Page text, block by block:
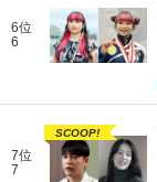
6位
6
7位
7
SCOOP!